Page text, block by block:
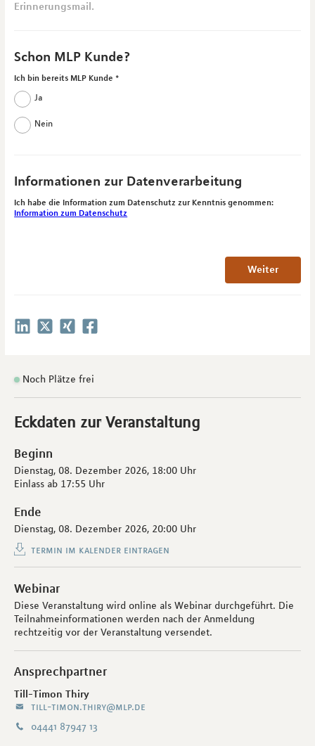
Erinnerungsmail.
Schon MLP Kunde?
Ich bin bereits MLP Kunde
Ja
Nein
Informationen zur Datenverarbeitung
Ich habe die Information zum Datenschutz zur Kenntnis genommen:
Information zum Datenschutz
Weiter
Noch Plätze frei
Eckdaten zur Veranstaltung
Beginn
Dienstag, 08. Dezember 2026, 18:00 Uhr
Einlass ab 17:55 Uhr
Ende
Dienstag, 08. Dezember 2026, 20:00 Uhr
termin im kalender eintragen
Webinar
Diese Veranstaltung wird online als Webinar durchgeführt. Die
Teilnahmeinformationen werden nach der Anmeldung
rechtzeitig vor der Veranstaltung versendet.
Ansprechpartner
Till-Timon Thiry
till-timon.thiry@mlp.de
04441 87947 13